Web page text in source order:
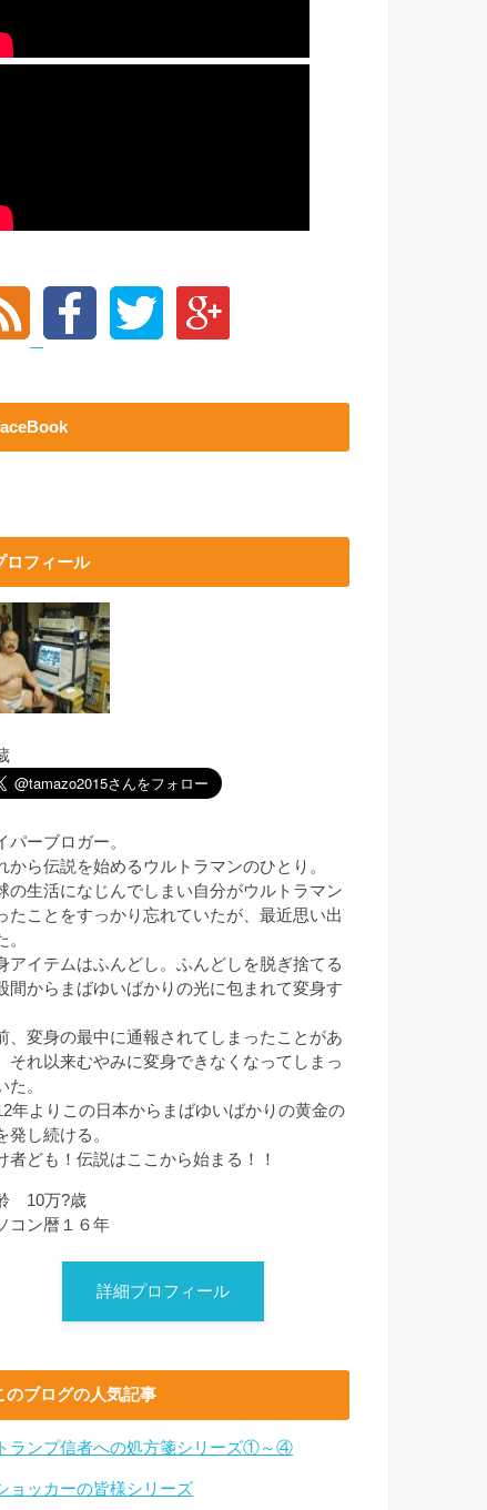
ロフィール
パーブロガー。
から伝説を始めるウルトラマンのひとり。
の生活になじんでしまい自分がウルトラマン
たことをすっかり忘れていたが、最近思い出
。
アイテムはふんどし。ふんどしを脱ぎ捨てる
間からまばゆいばかりの光に包まれて変身す
、変身の最中に通報されてしまったことがあ
それ以来むやみに変身できなくなってしまっ
た。
年よりこの日本からまばゆいばかりの黄金の
発し続ける。
者ども！伝説はここから始まる！！
10万?歳
コン暦１６年
詳細プロフィール
のブログの人気記事
トランプ信者への処方箋シリーズ①～④
ョッカーの皆様シリーズ